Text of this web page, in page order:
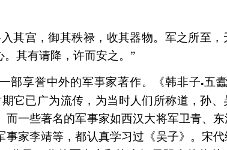
其宫，御其秩禄，收其器物。军之所至
其有请降，许而安之。”
部享誉中外的军事家著作。《韩非子● 五
它已广为流传，为当时人们所称道，孙
一些著名的军事家如西汉大将军卫青、
家李靖等，都认真学习过《吴子》。宋